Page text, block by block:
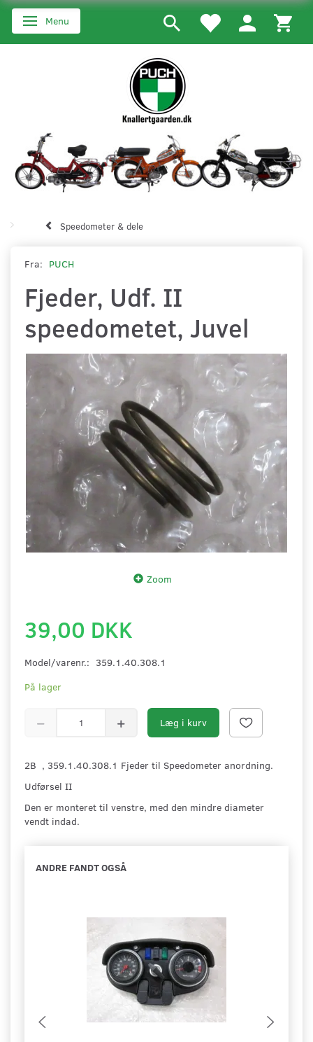
Skifte navigation
Menu
Speedometer & dele
Fra: PUCH
Fjeder, Udf. II
speedometet, Juvel
Zoom
39,00 DKK
Model/varenr.: 359.1.40.308.1
På lager
Læg i kurv
2B , 359.1.40.308.1 Fjeder til Speedometer anordning.
Udførsel II
Den er monteret til venstre, med den mindre diameter
vendt indad.
ANDRE FANDT OGSÅ